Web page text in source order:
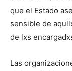
que el Estado
sensible de
de lxs
Las